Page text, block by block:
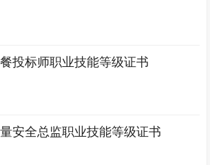
投标师职业技能等级证书
安全总监职业技能等级证书